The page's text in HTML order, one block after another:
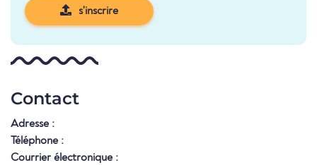
s'inscrire
Contact
Adresse :
Téléphone :
Courrier électronique :